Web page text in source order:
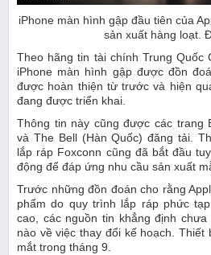
iPhone màn hình gập đầu tiên của
sản xuất hàng loạt.
Theo hãng tin tài chính Trung Quốc
iPhone màn hình gập được đồn
được hoàn thiện từ trước và hiện
đang được triển khai.
Thông tin này cũng được các trang
và The Bell (Hàn Quốc) đăng tải.
lắp ráp Foxconn cũng đã bắt đầu
động để đáp ứng nhu cầu sản xuất
Trước những đồn đoán cho rằng
phẩm do quy trình lắp ráp phức
cao, các nguồn tin khẳng định
nào về việc thay đổi kế hoạch.
mắt trong tháng 9.